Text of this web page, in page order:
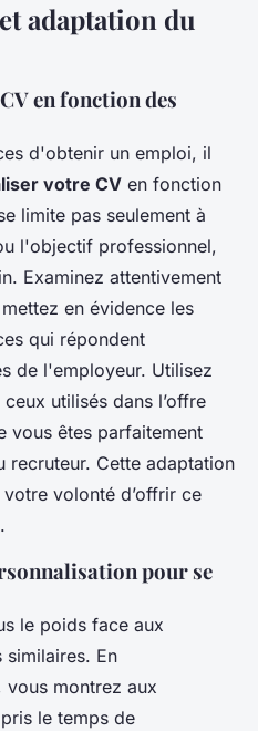
adaptation du
en fonction des
d'obtenir un emploi, il
votre CV en fonction
limite pas seulement à
l'objectif professionnel,
Examinez attentivement
en évidence les
qui répondent
de l'employeur. Utilisez
utilisés dans l’offre
vous êtes parfaitement
recruteur. Cette adaptation
volonté d’offrir ce
pour se
le poids face aux
similaires. En
vous montrez aux
le temps de